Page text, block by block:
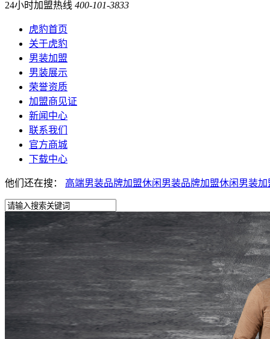
24小时加盟热线 400-101-3833
虎豹首页
关于虎豹
男装加盟
男装展示
荣誉资质
加盟商见证
新闻中心
联系我们
官方商城
下载中心
他们还在搜： 高端男装品牌加盟休闲男装品牌加盟休闲男装加